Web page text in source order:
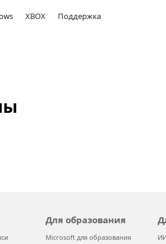
XBOX Поддержка
Для образования
Microsoft для образования